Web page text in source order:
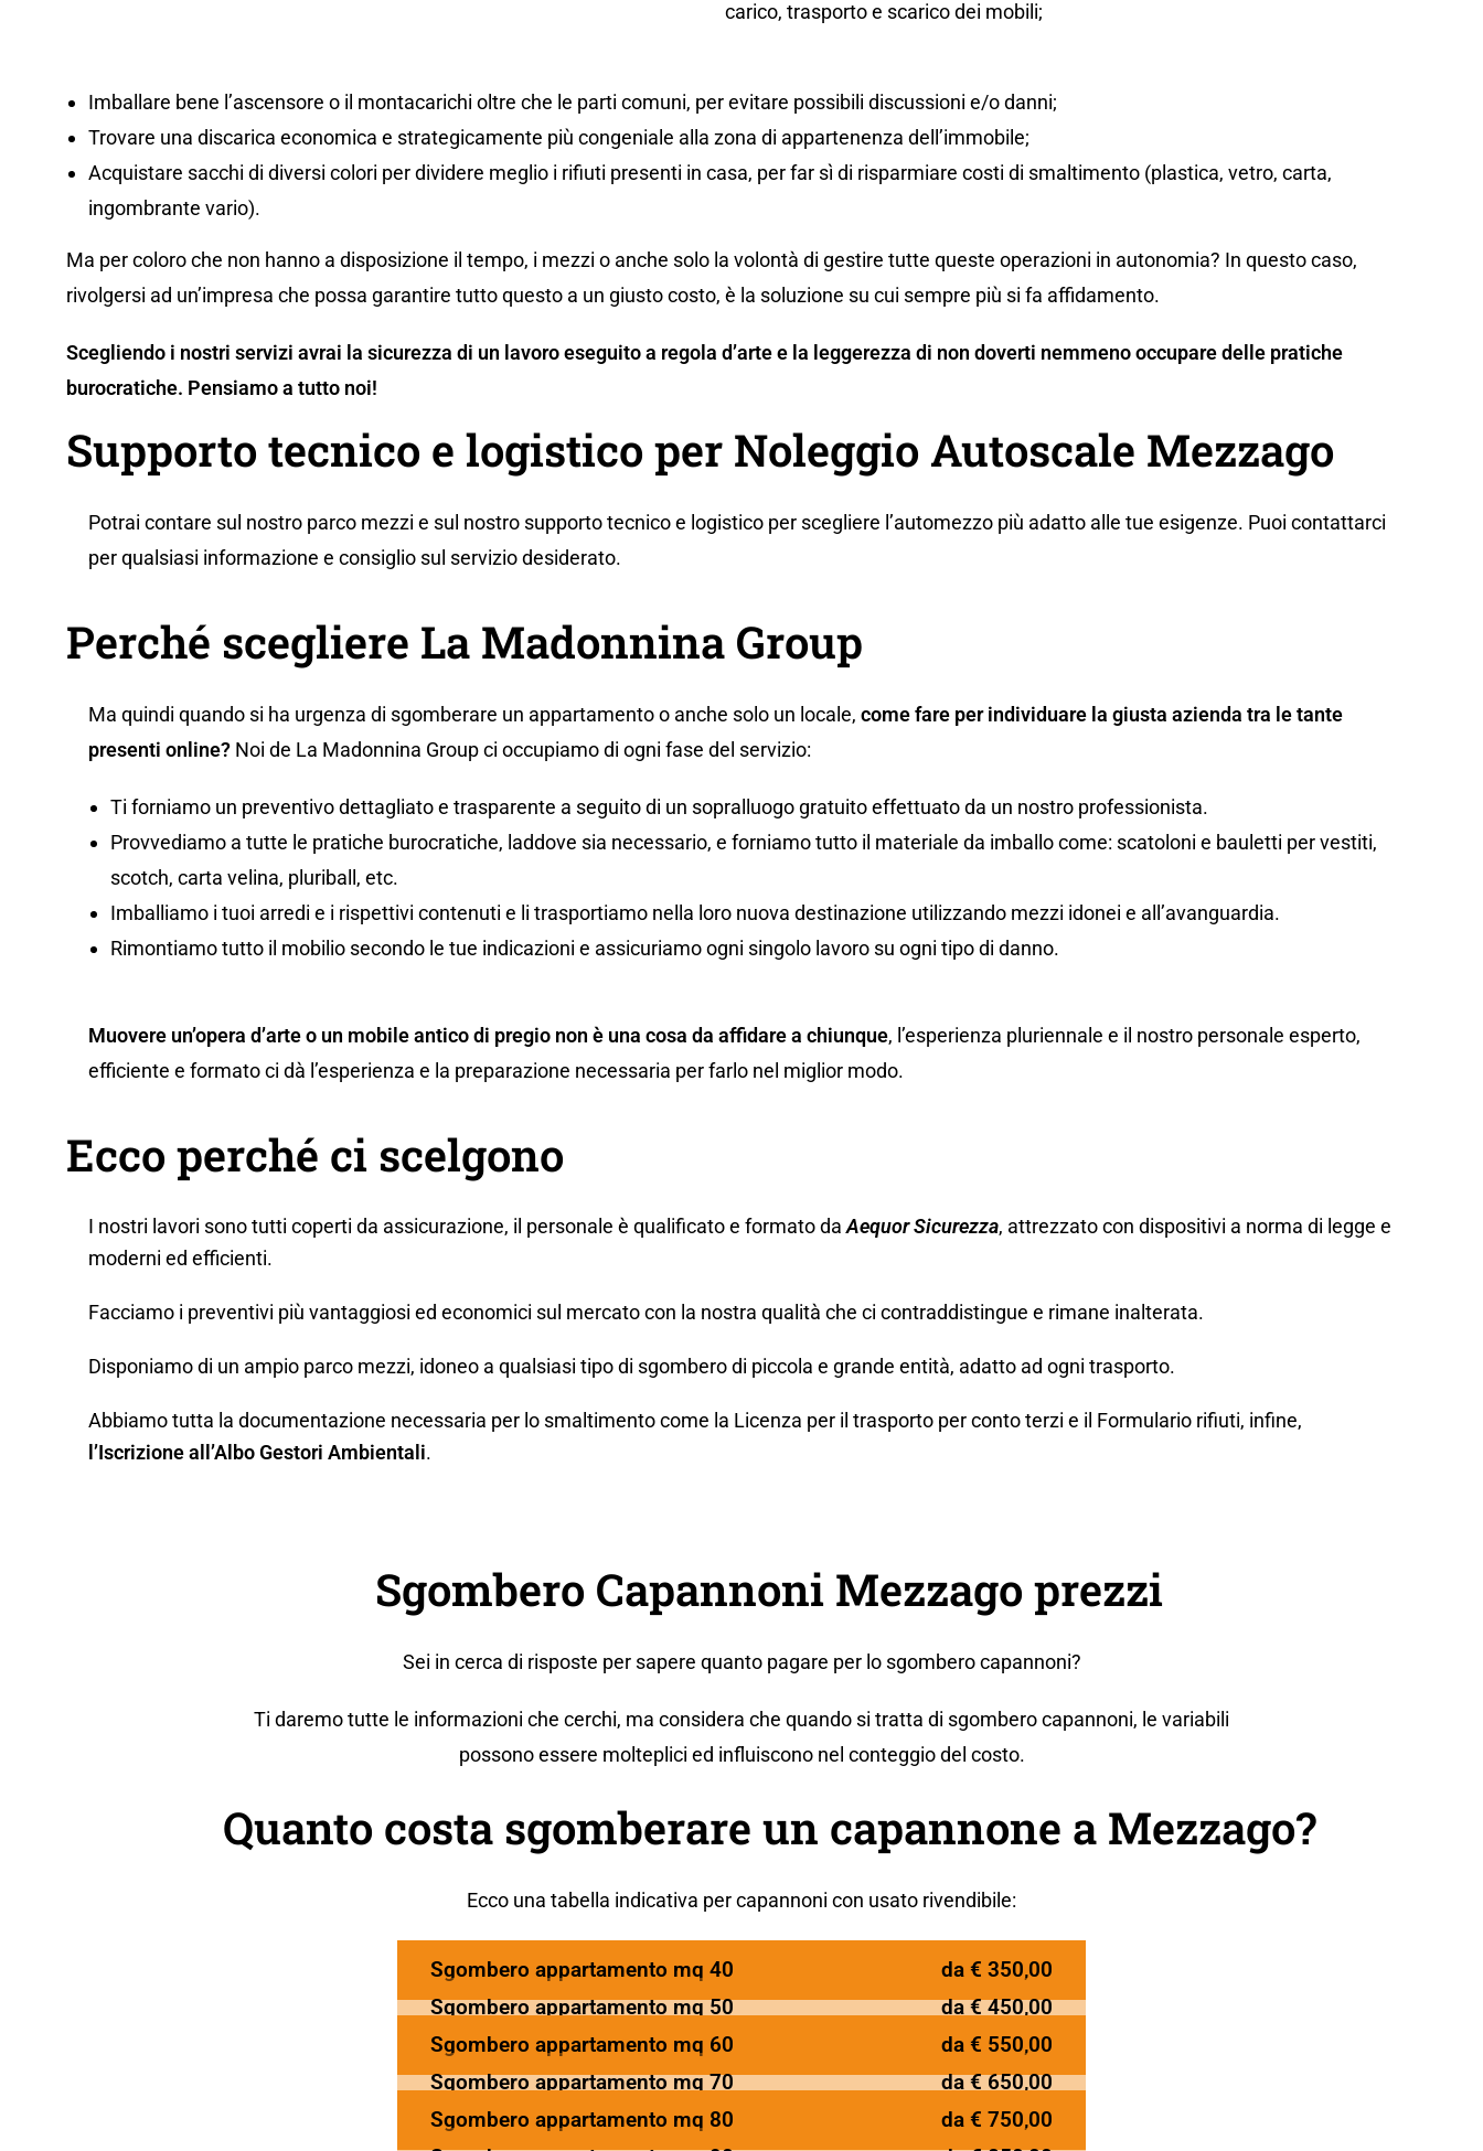
carico, trasporto e scarico dei mobili;
Imballare bene l’ascensore o il montacarichi oltre che le parti comuni, per evitare possibili discussioni e/o danni;
Trovare una discarica economica e strategicamente più congeniale alla zona di appartenenza dell’immobile;
Acquistare sacchi di diversi colori per dividere meglio i rifiuti presenti in casa, per far sì di risparmiare costi di smaltimento (plastica, vetro, carta,
ingombrante vario).
Ma per coloro che non hanno a disposizione il tempo, i mezzi o anche solo la volontà di gestire tutte queste operazioni in autonomia? In questo caso,
rivolgersi ad un’impresa che possa garantire tutto questo a un giusto costo, è la soluzione su cui sempre più si fa affidamento.
Scegliendo i nostri servizi avrai la sicurezza di un lavoro eseguito a regola d’arte e la leggerezza di non doverti nemmeno occupare delle pratiche
burocratiche. Pensiamo a tutto noi!
Supporto tecnico e logistico per Noleggio Autoscale Mezzago
Potrai contare sul nostro parco mezzi e sul nostro supporto tecnico e logistico per scegliere l’automezzo più adatto alle tue esigenze. Puoi contattarci
per qualsiasi informazione e consiglio sul servizio desiderato.
Perché scegliere La Madonnina Group
Ma quindi quando si ha urgenza di sgomberare un appartamento o anche solo un locale, come fare per individuare la giusta azienda tra le tante
presenti online? Noi de La Madonnina Group ci occupiamo di ogni fase del servizio:
Ti forniamo un preventivo dettagliato e trasparente a seguito di un sopralluogo gratuito effettuato da un nostro professionista.
Provvediamo a tutte le pratiche burocratiche, laddove sia necessario, e forniamo tutto il materiale da imballo come: scatoloni e bauletti per vestiti,
scotch, carta velina, pluriball, etc.
Imballiamo i tuoi arredi e i rispettivi contenuti e li trasportiamo nella loro nuova destinazione utilizzando mezzi idonei e all’avanguardia.
Rimontiamo tutto il mobilio secondo le tue indicazioni e assicuriamo ogni singolo lavoro su ogni tipo di danno.
Muovere un’opera d’arte o un mobile antico di pregio non è una cosa da affidare a chiunque, l’esperienza pluriennale e il nostro personale esperto,
efficiente e formato ci dà l’esperienza e la preparazione necessaria per farlo nel miglior modo.
Ecco perché ci scelgono
I nostri lavori sono tutti coperti da assicurazione, il personale è qualificato e formato daAequor Sicurezza, attrezzato con dispositivi a norma di legge e
moderni ed efficienti.
Facciamo i preventivi più vantaggiosi ed economici sul mercato con la nostra qualità che ci contraddistingue e rimane inalterata.
Disponiamo di un ampio parco mezzi, idoneo a qualsiasi tipo di sgombero di piccola e grande entità, adatto ad ogni trasporto.
Abbiamo tutta la documentazione necessaria per lo smaltimento come la Licenza per il trasporto per conto terzi e il Formulario rifiuti, infine,
l’Iscrizione all’Albo Gestori Ambientali.
Sgombero Capannoni Mezzago prezzi
Sei in cerca di risposte per sapere quanto pagare per lo sgombero capannoni?
Ti daremo tutte le informazioni che cerchi, ma considera che quando si tratta di sgombero capannoni, le variabili
possono essere molteplici ed influiscono nel conteggio del costo.
Quanto costa sgomberare un capannone a Mezzago?
Ecco una tabella indicativa per capannoni con usato rivendibile:
Sgombero appartamento mq 40
da € 350,00
Sgombero appartamento mq 50
da € 450,00
Sgombero appartamento mq 60
da € 550,00
Sgombero appartamento mq 70
da € 650,00
Sgombero appartamento mq 80
da € 750,00